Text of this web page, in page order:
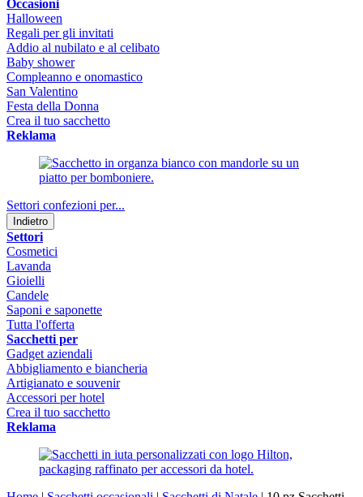
Occasioni
Halloween
Regali per gli invitati
Addio al nubilato e al celibato
Baby shower
Compleanno e onomastico
San Valentino
Festa della Donna
Crea il tuo sacchetto
Reklama
Settori confezioni per...
Indietro
Settori
Cosmetici
Lavanda
Gioielli
Candele
Saponi e saponette
Tutta l'offerta
Sacchetti per
Gadget aziendali
Abbigliamento e biancheria
Artigianato e souvenir
Accessori per hotel
Crea il tuo sacchetto
Reklama